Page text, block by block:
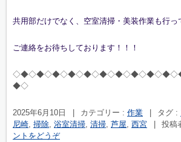
共用部だけでなく、空室清掃・美装作業も行っ
ご連絡をお待ちしております！！！
◆◇
2025年6月10日 カテゴリー : 作業 タグ :
尼崎, 掃除, 浴室清掃, 清掃, 芦屋, 西宮 投稿
ントをどうぞ